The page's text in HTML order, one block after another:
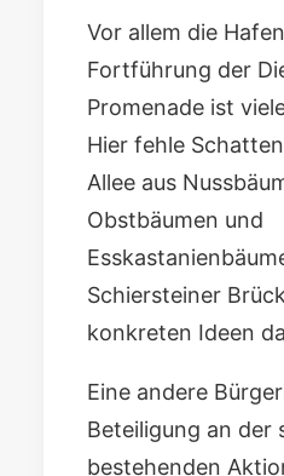
Vor allem die
Fortführung der
Promenade ist
Hier fehle
Allee aus
Obstbäumen und
Schiersteiner
konkreten Ideen
Eine andere
Beteiligung an der
bestehenden